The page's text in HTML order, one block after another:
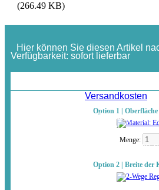
(266.49 KB)
Hier können Sie diesen Artikel
Verfügbarkeit: sofort lieferbar
Versandkosten
In der gewählten Ausführung
erhalten Sie diesen Artikel
950,00 €
Option 1 |
Menge:
Option 2 | Breite der